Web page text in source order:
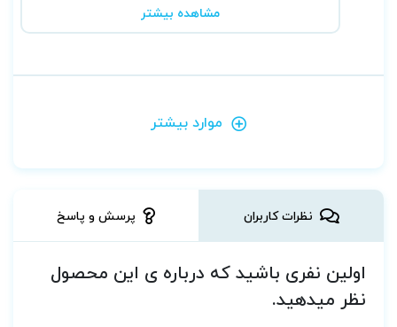
مشاهده بیشتر
موارد بیشتر
نظرات کاربران پرسش و پاسخ
اولین نفری باشید که درباره ی این محصول
نظر میدهید.